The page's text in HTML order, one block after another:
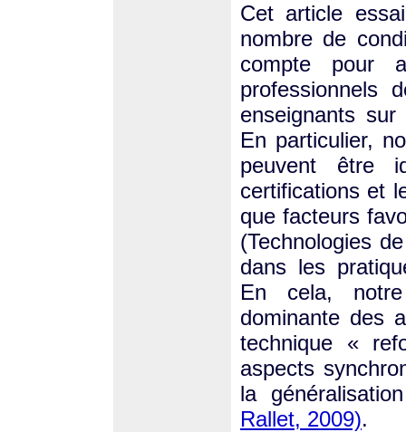
Cet article
nombre de
compte pour
professionnels
enseignants
En particulier,
peuvent être
certifications et
que facteurs
(Technologies
dans les
En cela,
dominante des
technique «
aspects
la
Rallet, 2009).